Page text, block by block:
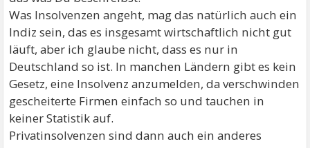
Was Insolvenzen angeht, mag das natürlich auch ein
Indiz sein, das es insgesamt wirtschaftlich nicht gut
läuft, aber ich glaube nicht, dass es nur in
Deutschland so ist. In manchen Ländern gibt es kein
Gesetz, eine Insolvenz anzumelden, da verschwinden
gescheiterte Firmen einfach so und tauchen in
keiner Statistik auf.
Privatinsolvenzen sind dann auch ein anderes